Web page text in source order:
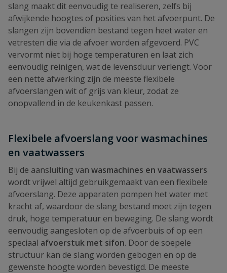
slang maakt dit eenvoudig te realiseren, zelfs bij
afwijkende hoogtes of posities van het afvoerpunt. De
slangen zijn bovendien bestand tegen heet water en
vetresten die via de afvoer worden afgevoerd. PVC
vervormt niet bij hoge temperaturen en laat zich
eenvoudig reinigen, wat de levensduur verlengt. Voor
een nette afwerking zijn de meeste flexibele
afvoerslangen wit of grijs van kleur, zodat ze
onopvallend in de keukenkast passen.
Flexibele afvoerslang voor wasmachines
en vaatwassers
Bij de aansluiting van wasmachines en vaatwassers
wordt vrijwel altijd gebruikgemaakt van een flexibele
afvoerslang. Deze apparaten pompen het water met
kracht af, waardoor de slang bestand moet zijn tegen
druk, hoge temperatuur en beweging. De slang wordt
eenvoudig aangesloten op de afvoerbuis of op een
speciaal afvoerstuk met sifon. Door de soepele
structuur kan de slang worden gebogen en op de
gewenste hoogte worden bevestigd. De meeste